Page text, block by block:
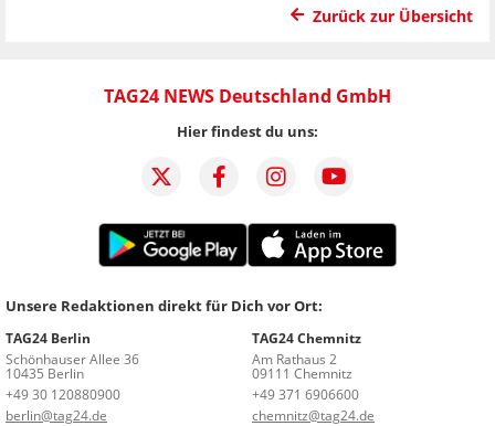
Zurück zur Übersicht
TAG24 NEWS Deutschland GmbH
Hier findest du uns:
Unsere Redaktionen direkt für Dich vor Ort:
TAG24 Berlin
Schönhauser Allee 36
10435 Berlin
+49 30 120880900
berlin@tag24.de
TAG24 Chemnitz
Am Rathaus 2
09111 Chemnitz
+49 371 6906600
chemnitz@tag24.de